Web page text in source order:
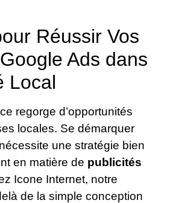
Réussir Vos
Ads dans
Local
regorge d’opportunités
locales. Se démarquer
une stratégie bien
en matière de publicités
Icone Internet, notre
de la simple conception